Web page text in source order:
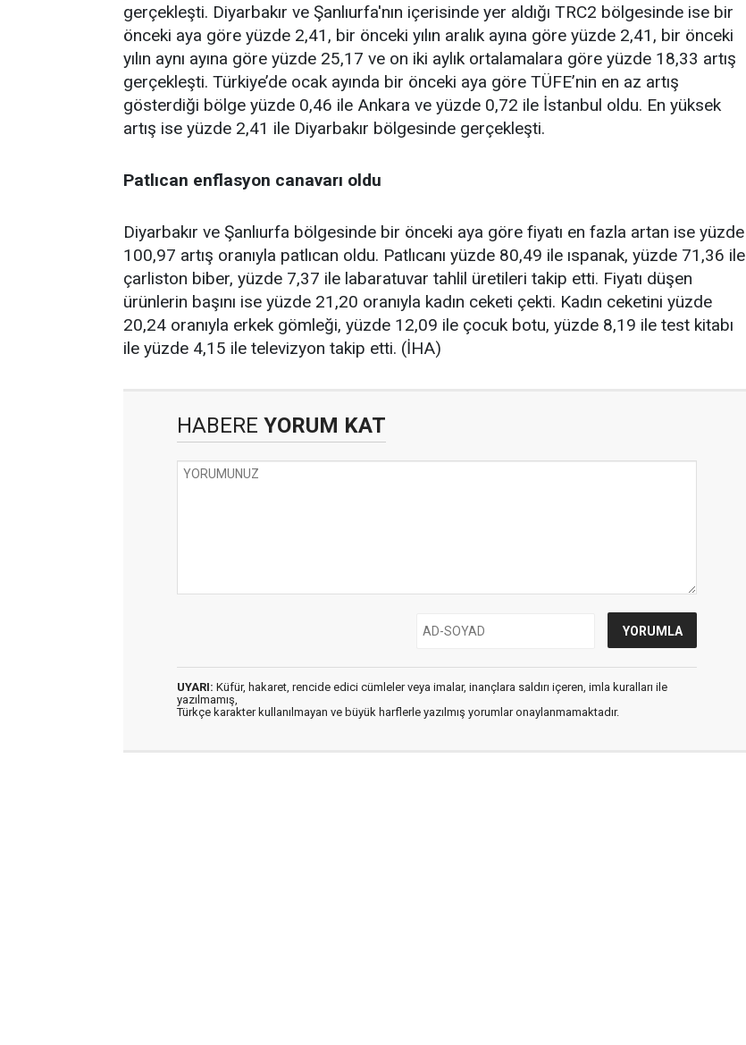
gerçekleşti. Diyarbakır ve Şanlıurfa'nın içerisinde yer aldığı TRC2 bölgesinde ise bir
önceki aya göre yüzde 2,41, bir önceki yılın aralık ayına göre yüzde 2,41, bir önceki
yılın aynı ayına göre yüzde 25,17 ve on iki aylık ortalamalara göre yüzde 18,33 artış
gerçekleşti. Türkiye’de ocak ayında bir önceki aya göre TÜFE’nin en az artış
gösterdiği bölge yüzde 0,46 ile Ankara ve yüzde 0,72 ile İstanbul oldu. En yüksek
artış ise yüzde 2,41 ile Diyarbakır bölgesinde gerçekleşti.
Patlıcan enflasyon canavarı oldu
Diyarbakır ve Şanlıurfa bölgesinde bir önceki aya göre fiyatı en fazla artan ise yüzde
100,97 artış oranıyla patlıcan oldu. Patlıcanı yüzde 80,49 ile ıspanak, yüzde 71,36 ile
çarliston biber, yüzde 7,37 ile labaratuvar tahlil üretileri takip etti. Fiyatı düşen
ürünlerin başını ise yüzde 21,20 oranıyla kadın ceketi çekti. Kadın ceketini yüzde
20,24 oranıyla erkek gömleği, yüzde 12,09 ile çocuk botu, yüzde 8,19 ile test kitabı
ile yüzde 4,15 ile televizyon takip etti. (İHA)
HABERE YORUM KAT
UYARI: Küfür, hakaret, rencide edici cümleler veya imalar, inançlara saldırı içeren, imla kuralları ile
yazılmamış,
Türkçe karakter kullanılmayan ve büyük harflerle yazılmış yorumlar onaylanmamaktadır.